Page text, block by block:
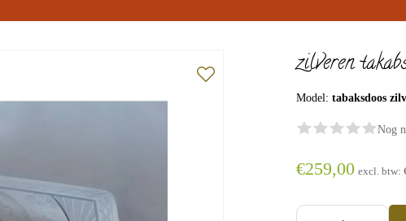
zilveren
Model:tabaksdoos
Nog
€259,00 excl. btw: